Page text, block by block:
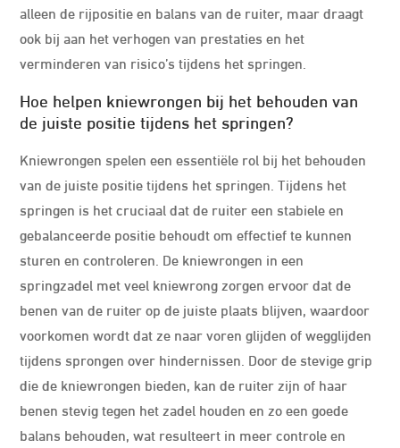
alleen de rijpositie en balans van de ruiter, maar draagt
ook bij aan het verhogen van prestaties en het
verminderen van risico’s tijdens het springen.
Hoe helpen kniewrongen bij het behouden van
de juiste positie tijdens het springen?
Kniewrongen spelen een essentiële rol bij het behouden
van de juiste positie tijdens het springen. Tijdens het
springen is het cruciaal dat de ruiter een stabiele en
gebalanceerde positie behoudt om effectief te kunnen
sturen en controleren. De kniewrongen in een
springzadel met veel kniewrong zorgen ervoor dat de
benen van de ruiter op de juiste plaats blijven, waardoor
voorkomen wordt dat ze naar voren glijden of wegglijden
tijdens sprongen over hindernissen. Door de stevige grip
die de kniewrongen bieden, kan de ruiter zijn of haar
benen stevig tegen het zadel houden en zo een goede
balans behouden, wat resulteert in meer controle en